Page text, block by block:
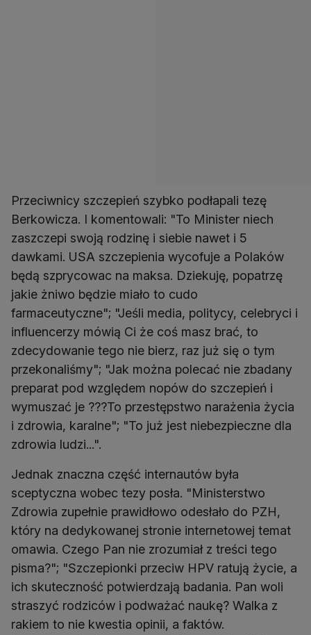
Przeciwnicy szczepień szybko podłapali tezę
Berkowicza. I komentowali: "To Minister niech
zaszczepi swoją rodzinę i siebie nawet i 5
dawkami. USA szczepienia wycofuje a Polaków
będą szprycowac na maksa. Dziekuję, popatrzę
jakie żniwo będzie miało to cudo
farmaceutyczne"; "Jeśli media, politycy, celebryci i
influencerzy mówią Ci że coś masz brać, to
zdecydowanie tego nie bierz, raz już się o tym
przekonaliśmy"; "Jak można polecać nie zbadany
preparat pod względem nopów do szczepień i
wymuszać je ???To przestępstwo narażenia życia
i zdrowia, karalne"; "To już jest niebezpieczne dla
zdrowia ludzi...".
Jednak znaczna część internautów była
sceptyczna wobec tezy posła. "Ministerstwo
Zdrowia zupełnie prawidłowo odesłało do PZH,
który na dedykowanej stronie internetowej temat
omawia. Czego Pan nie zrozumiał z treści tego
pisma?"; "Szczepionki przeciw HPV ratują życie, a
ich skuteczność potwierdzają badania. Pan woli
straszyć rodziców i podważać naukę? Walka z
rakiem to nie kwestia opinii, a faktów.